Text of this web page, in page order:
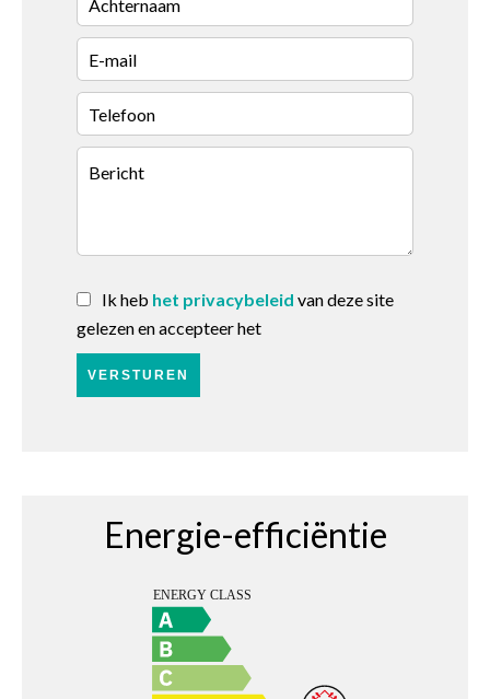
Ik heb het privacybeleid van deze site
gelezen en accepteer het
VERSTUREN
Energie-efficiëntie